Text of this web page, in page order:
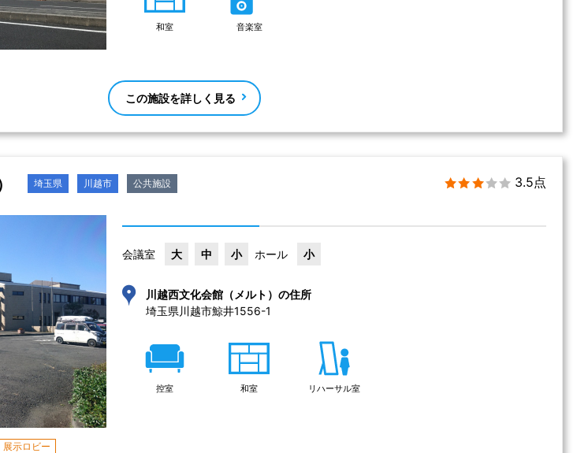
和室 音楽室
この施設を詳しく見る
埼玉県 川越市 公共施設 3.5点
展示ロビー
会議室 大 中 小 ホール 小
川越西文化会館（メルト）の住所
埼玉県川越市鯨井1556-1
控室 和室 リハーサル室